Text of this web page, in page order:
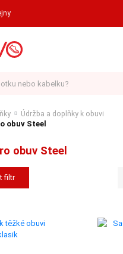
Údržba a doplňky k obuvi
obuv Steel
obuv Steel
filtr